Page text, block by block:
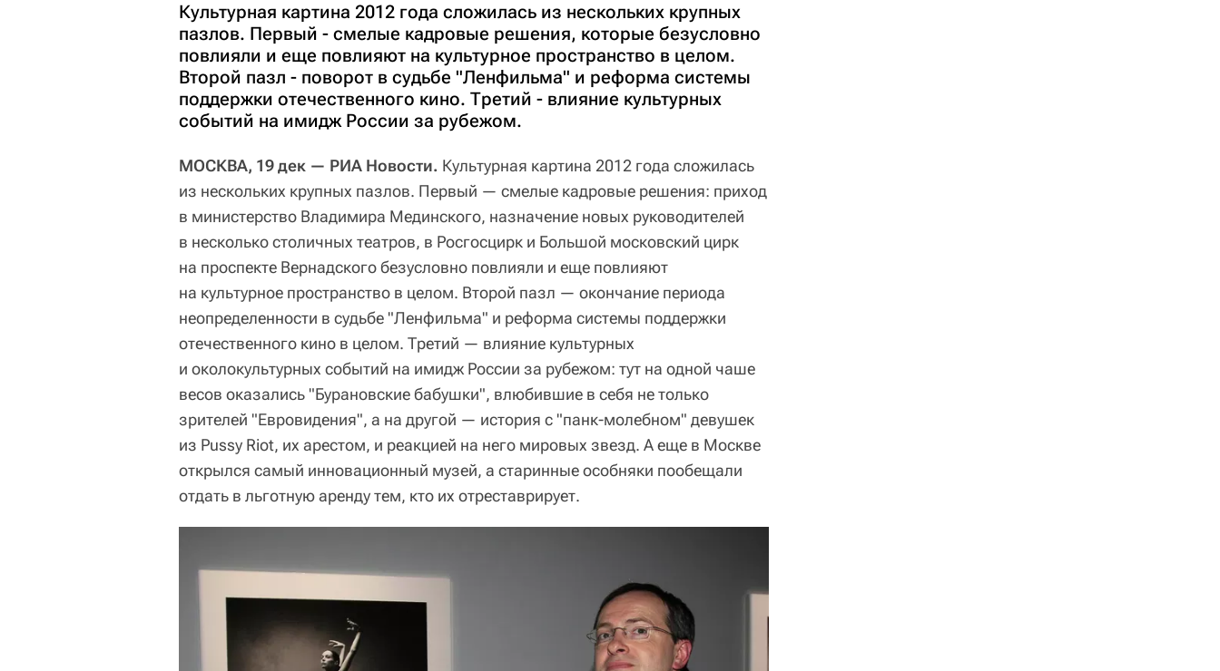
Культурная картина 2012 года сложилась из нескольких крупных
пазлов. Первый - смелые кадровые решения, которые безусловно
повлияли и еще повлияют на культурное пространство в целом.
Второй пазл - поворот в судьбе "Ленфильма" и реформа системы
поддержки отечественного кино. Третий - влияние культурных
событий на имидж России за рубежом.
МОСКВА, 19 дек — РИА Новости. Культурная картина 2012 года сложилась
из нескольких крупных пазлов. Первый — смелые кадровые решения: приход
в министерство Владимира Мединского, назначение новых руководителей
в несколько столичных театров, в Росгосцирк и Большой московский цирк
на проспекте Вернадского безусловно повлияли и еще повлияют
на культурное пространство в целом. Второй пазл — окончание периода
неопределенности в судьбе "Ленфильма" и реформа системы поддержки
отечественного кино в целом. Третий — влияние культурных
и околокультурных событий на имидж России за рубежом: тут на одной чаше
весов оказались "Бурановские бабушки", влюбившие в себя не только
зрителей "Евровидения", а на другой — история с "панк-молебном" девушек
из Pussy Riot, их арестом, и реакцией на него мировых звезд. А еще в Москве
открылся самый инновационный музей, а старинные особняки пообещали
отдать в льготную аренду тем, кто их отреставрирует.